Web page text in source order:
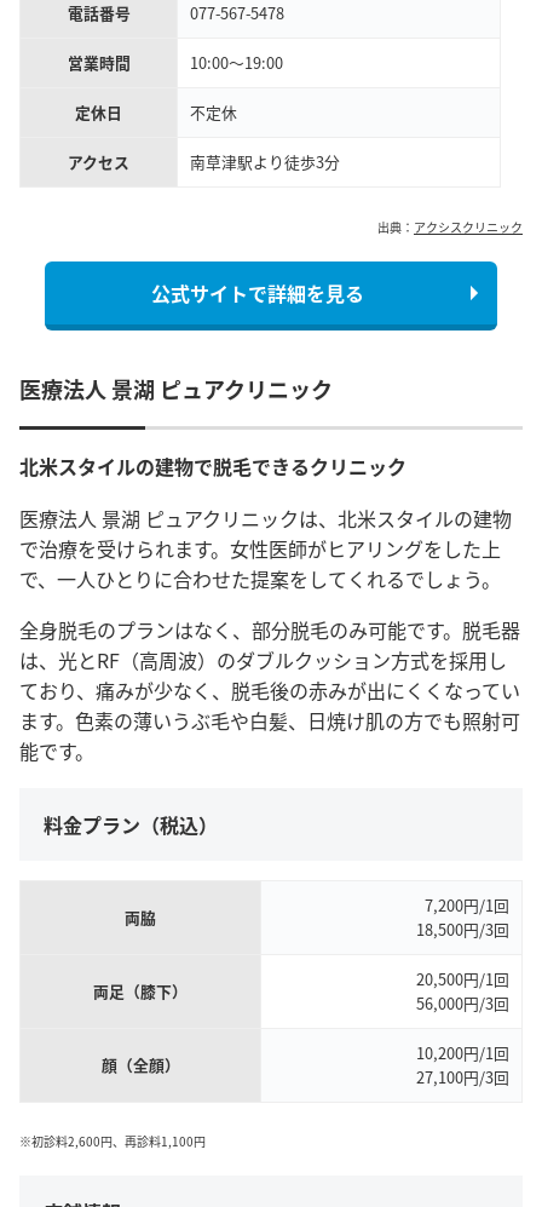
電話番号 077-567-5478
営業時間 10:00〜19:00
定休日 不定休
アクセス 南草津駅より徒歩3分
出典： アクシスクリニック
公式サイトで詳細を見る
医療法人 景湖 ピュアクリニック
北米スタイルの建物で脱毛できるクリニック
医療法人 景湖 ピュアクリニックは、北米スタイルの建物
で治療を受けられます。女性医師がヒアリングをした上
で、一人ひとりに合わせた提案をしてくれるでしょう。
全身脱毛のプランはなく、部分脱毛のみ可能です。脱毛器
は、光とRF（高周波）のダブルクッション方式を採用し
ており、痛みが少なく、脱毛後の赤みが出にくくなってい
ます。色素の薄いうぶ毛や白髪、日焼け肌の方でも照射可
能です。
料金プラン（税込）
両脇
7,200円/1回
18,500円/3回
両足（膝下）
20,500円/1回
56,000円/3回
顔（全顔）
10,200円/1回
27,100円/3回
※初診料2,600円、再診料1,100円